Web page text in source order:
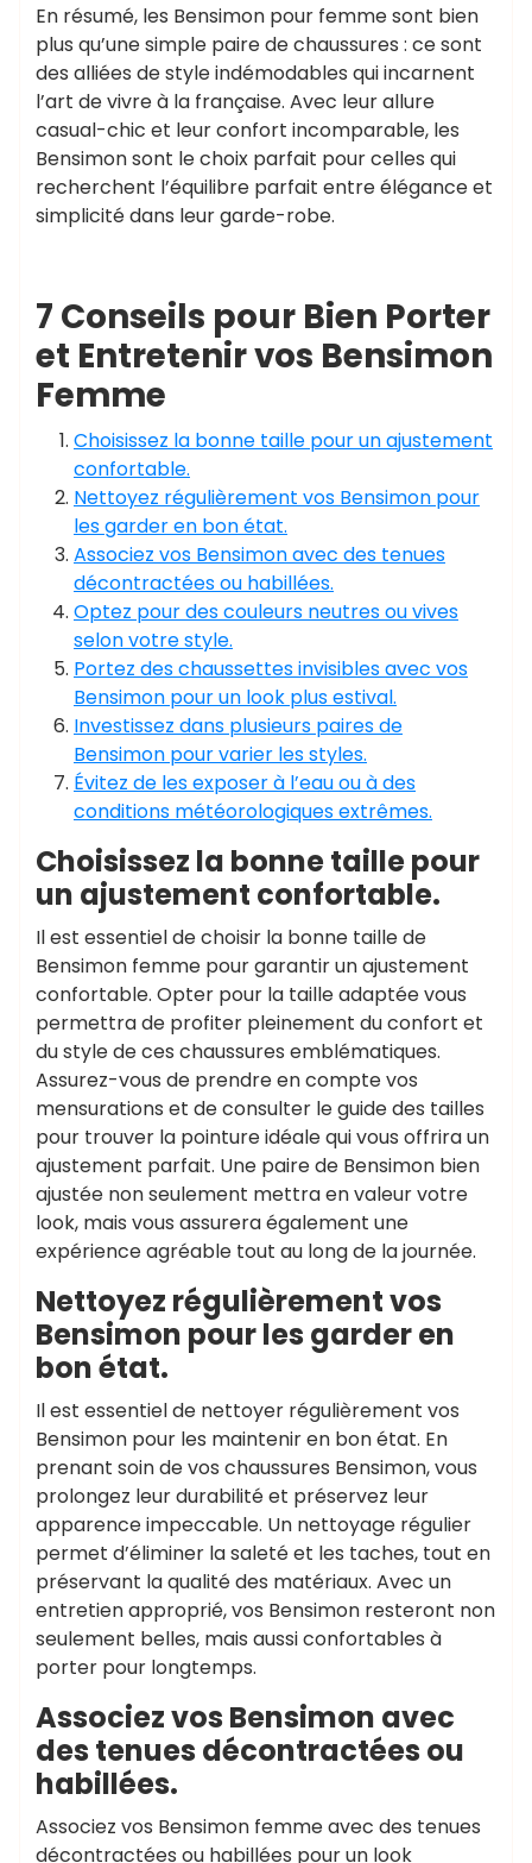
En résumé, les Bensimon pour femme sont bien
plus qu’une simple paire de chaussures : ce sont
des alliées de style indémodables qui incarnent
l’art de vivre à la française. Avec leur allure
casual-chic et leur confort incomparable, les
Bensimon sont le choix parfait pour celles qui
recherchent l’équilibre parfait entre élégance et
simplicité dans leur garde-robe.
7 Conseils pour Bien Porter
et Entretenir vos Bensimon
Femme
Choisissez la bonne taille pour un ajustement
confortable.
Nettoyez régulièrement vos Bensimon pour
les garder en bon état.
Associez vos Bensimon avec des tenues
décontractées ou habillées.
Optez pour des couleurs neutres ou vives
selon votre style.
Portez des chaussettes invisibles avec vos
Bensimon pour un look plus estival.
Investissez dans plusieurs paires de
Bensimon pour varier les styles.
Évitez de les exposer à l’eau ou à des
conditions météorologiques extrêmes.
Choisissez la bonne taille pour
un ajustement confortable.
Il est essentiel de choisir la bonne taille de
Bensimon femme pour garantir un ajustement
confortable. Opter pour la taille adaptée vous
permettra de profiter pleinement du confort et
du style de ces chaussures emblématiques.
Assurez-vous de prendre en compte vos
mensurations et de consulter le guide des tailles
pour trouver la pointure idéale qui vous offrira un
ajustement parfait. Une paire de Bensimon bien
ajustée non seulement mettra en valeur votre
look, mais vous assurera également une
expérience agréable tout au long de la journée.
Nettoyez régulièrement vos
Bensimon pour les garder en
bon état.
Il est essentiel de nettoyer régulièrement vos
Bensimon pour les maintenir en bon état. En
prenant soin de vos chaussures Bensimon, vous
prolongez leur durabilité et préservez leur
apparence impeccable. Un nettoyage régulier
permet d’éliminer la saleté et les taches, tout en
préservant la qualité des matériaux. Avec un
entretien approprié, vos Bensimon resteront non
seulement belles, mais aussi confortables à
porter pour longtemps.
Associez vos Bensimon avec
des tenues décontractées ou
habillées.
Associez vos Bensimon femme avec des tenues
décontractées ou habillées pour un look